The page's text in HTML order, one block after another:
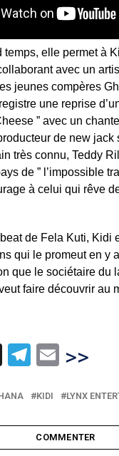
temps, elle permet à
avec un
jeunes compères
une reprise
” avec un
de new jack
très connu, Teddy
de ” l’impossible
à celui qui rêve
de Fela Kuti, Kidi
qui le promeut en y
que le sociétaire du
faire découvrir au
X Telegram
Email
>>
KIDI LYNX
COMMENTER